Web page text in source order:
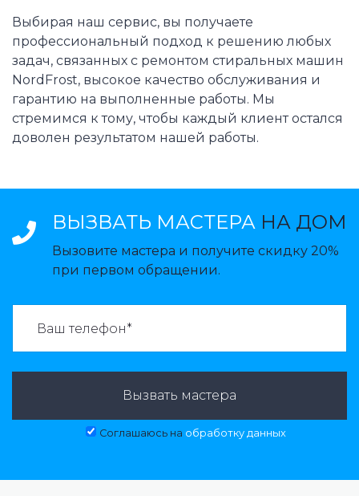
Выбирая наш сервис, вы получаете
профессиональный подход к решению любых
задач, связанных с ремонтом стиральных машин
NordFrost, высокое качество обслуживания и
гарантию на выполненные работы. Мы
стремимся к тому, чтобы каждый клиент остался
доволен результатом нашей работы.
ВЫЗВАТЬ МАСТЕРА НА ДОМ
Вызовите мастера и получите скидку 20%
при первом обращении.
Вызвать мастера
Соглашаюсь на обработку данных